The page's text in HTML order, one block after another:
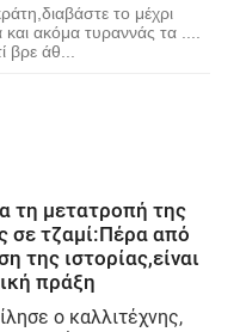
το μέχρι
και ακόμα τυραννάς τα ....
βρε άθ...